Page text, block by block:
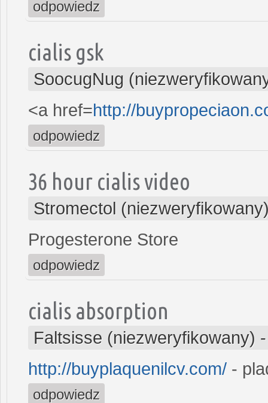
odpowiedz
cialis gsk
SoocugNug
<a href=http://
odpowiedz
36 hour cialis video
Stromectol
Progesterone Store
odpowiedz
cialis absorption
Faltsisse (niezweryfikowany)
http://buyplaquenilcv.com/ -
odpowiedz